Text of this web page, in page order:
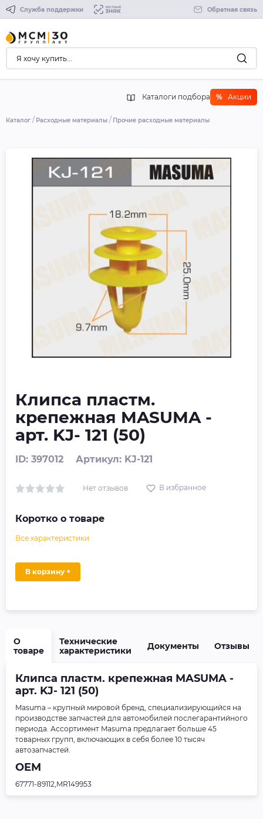
Служба поддержки Обратная связь
Каталоги подбора % Акции
Каталог Расходные материалы Прочие расходные материалы
Клипса пластм.
крепежная MASUMA -
арт. KJ- 121 (50)
ID: 397012 Артикул: KJ-121
Нет отзывов В избранное
Коротко о товаре
Все характеристики
В корзину +
О
товаре
Технические
характеристики
Документы Отзывы
Клипса пластм. крепежная MASUMA -
арт. KJ- 121 (50)
Masuma – крупный мировой бренд, специализирующийся на
производстве запчастей для автомобилей послегарантийного
периода. Ассортимент Masuma предлагает больше 45
товарных групп, включающих в себя более 10 тысяч
автозапчастей.
OEM
67771-89112,MR149953